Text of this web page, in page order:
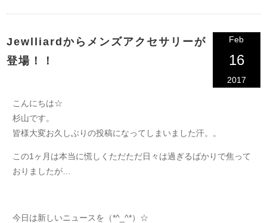
Feb
16
2017
Jewlliardからメンズアクセサリーが
登場！！
こんにちは☆
杉山です。
皆様大変お久しぶりの投稿になってしまいました汗。。
この1ヶ月は本当に慌しくただただ日々は過ぎるばかりで焦って
おりましたが…
今日は新しいニュースを（*^_^*）☆